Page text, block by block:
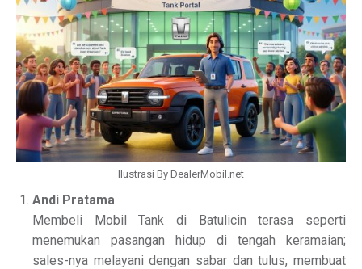
Ilustrasi By DealerMobil.net
Andi Pratama
Membeli Mobil Tank di Batulicin terasa seperti
menemukan pasangan hidup di tengah keramaian;
sales-nya melayani dengan sabar dan tulus, membuat